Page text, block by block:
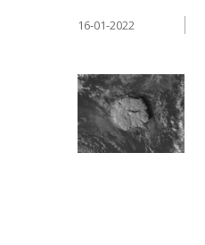
16-01-2022